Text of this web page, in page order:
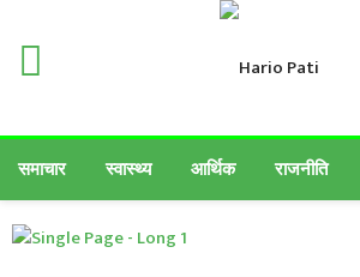
समाचार स्वास्थ्य आर्थिक राजनीति